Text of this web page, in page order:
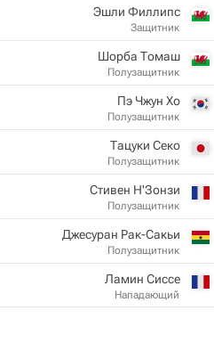
Эшли Филлипс
Защитник
Шорба Томаш
Полузащитник
Пэ Чжун Хо
Полузащитник
Тацуки Секо
Полузащитник
Стивен Н'Зонзи
Полузащитник
Джесуран Рак-Сакьи
Полузащитник
Ламин Сиссе
Нападающий